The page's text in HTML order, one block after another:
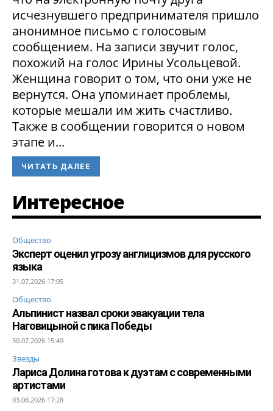
исчезнувшего предпринимателя пришло
анонимное письмо с голосовым
сообщением. На записи звучит голос,
похожий на голос Ирины Усольцевой.
Женщина говорит о том, что они уже не
вернутся. Она упоминает проблемы,
которые мешали им жить счастливо.
Также в сообщении говорится о новом
этапе и...
ЧИТАТЬ ДАЛЕЕ
Интересное
Общество
Эксперт оценил угрозу англицизмов для русского
языка
31.07.2026 17:05
Общество
Альпинист назвал сроки эвакуации тела
Наговицыной с пика Победы
30.07.2026 15:49
Звезды
Лариса Долина готова к дуэтам с современными
артистами
03.08.2026 17:28